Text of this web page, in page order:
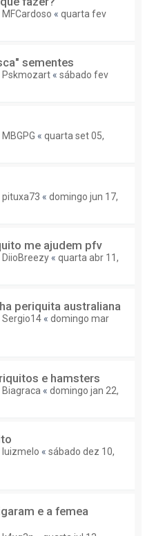
MFCardoso « quarta fev
sementes
Pskmozart « sábado fev
MBGPG « quarta set 05,
pituxa73 « domingo jun 17,
me ajudem pfv
DiioBreezy « quarta abr 11,
periquita australiana
Sergio14 « domingo mar
e hamsters
Biagraca « domingo jan 22,
luizmelo « sábado dez 10,
e a femea